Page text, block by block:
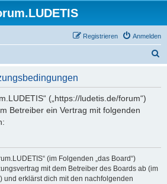
Anmelden
Registrieren
(„https://ludetis.de/forum“)
Betreiber ein Vertrag mit folgenden
(im Folgenden „das Board“)
mit dem Betreiber des Boards ab (im
und erklärst dich mit den nachfolgenden